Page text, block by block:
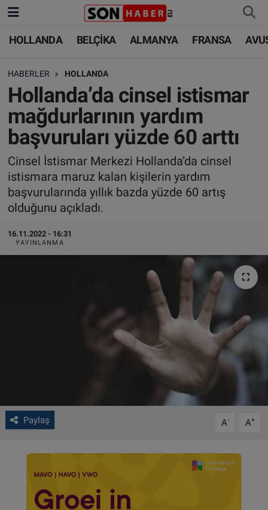
HOLLANDA BELÇİKA ALMANYA FRANSA
HABERLER HOLLANDA
Hollanda’da cinsel istismar
mağdurlarının yardım
başvuruları yüzde 60 arttı
Cinsel İstismar Merkezi Hollanda’da cinsel
istismara maruz kalan kişilerin yardım
başvurularında yıllık bazda yüzde 60 artış
olduğunu açıkladı.
16.11.2022 - 16:31
YAYINLANMA
Paylaş A- A+
HOLLANDA
BELÇİKA
ALMANYA
FRANSA
AVUSTURYA
SAĞLIK - YAŞAM
BİLİM-TEKNOLOJİ
HOLLANDA
BELÇİKA
ALMANYA
TÜRKİYE
DÜNYA
BİLİM-TEKNOLOJİ
SAĞLIK
ALGEMENE VOORWAARDEN
Nöbetçi Eczaneler
Hava Durumu
Trafik Durumu
Süper Lig Puan Durumu ve Fikstür
Tüm Manşetler
Son Dakika Haberleri
Haber Arşivi